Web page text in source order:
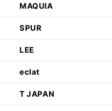
MAQUIA
SPUR
LEE
eclat
T JAPAN